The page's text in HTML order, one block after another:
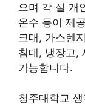
으며 각 실 개
온수 등이 제
크대, 가스렌
침대, 냉장고,
가능합니다.
청주대학교